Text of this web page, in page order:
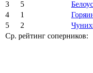
3
5
4
1
5
2
Ср. рейтинг соперников: